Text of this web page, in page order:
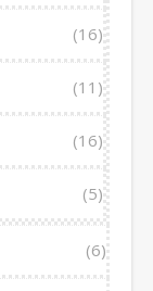
(16)
(11)
(16)
(5)
(6)